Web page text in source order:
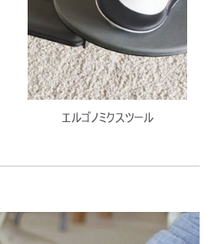
エルゴノミクスツール